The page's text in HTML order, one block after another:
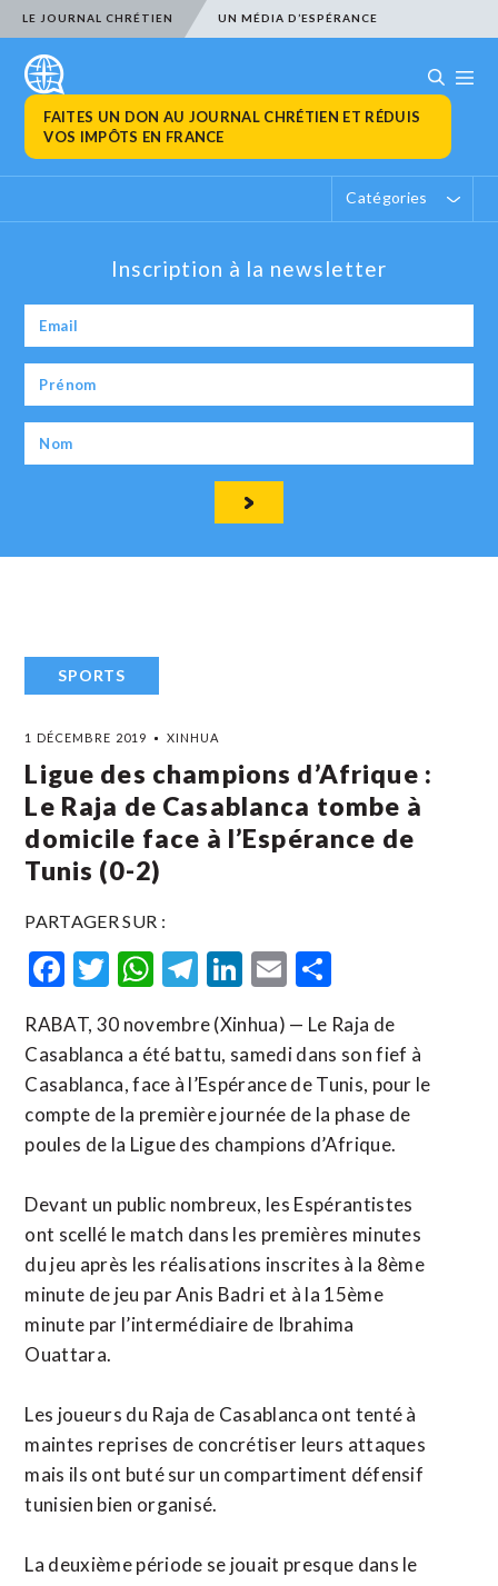
LE JOURNAL CHRÉTIEN UN MÉDIA D’ESPÉRANCE
FAITES UN DON AU JOURNAL CHRÉTIEN ET RÉDUIS
VOS IMPÔTS EN FRANCE
Catégories
Inscription à la newsletter
SPORTS
1 DÉCEMBRE 2019 XINHUA
Ligue des champions d’Afrique :
Le Raja de Casablanca tombe à
domicile face à l’Espérance de
Tunis (0-2)
PARTAGER SUR :
Facebook
Twitter
WhatsApp
Telegram
LinkedIn
Email
RABAT, 30 novembre (Xinhua) — Le Raja de
Casablanca a été battu, samedi dans son fief à
Casablanca, face à l’Espérance de Tunis, pour le
compte de la première journée de la phase de
poules de la Ligue des champions d’Afrique.
Devant un public nombreux, les Espérantistes
ont scellé le match dans les premières minutes
du jeu après les réalisations inscrites à la 8ème
minute de jeu par Anis Badri et à la 15ème
minute par l’intermédiaire de Ibrahima
Ouattara.
Les joueurs du Raja de Casablanca ont tenté à
maintes reprises de concrétiser leurs attaques
mais ils ont buté sur un compartiment défensif
tunisien bien organisé.
La deuxième période se jouait presque dans le